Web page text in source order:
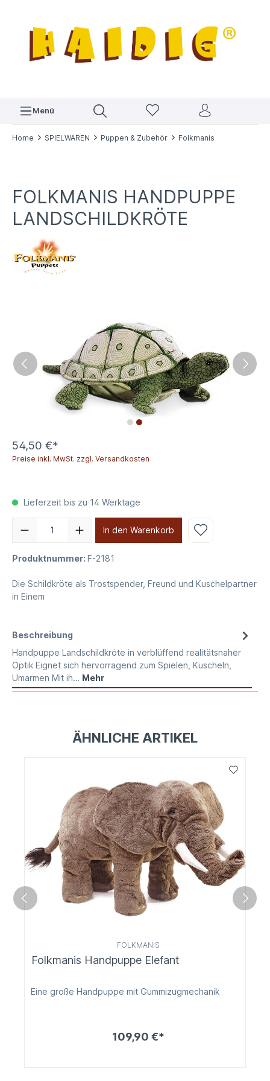
Menü
Home SPIELWAREN Puppen & Zubehör Folkmanis
FOLKMANIS HANDPUPPE
LANDSCHILDKRÖTE
54,50 €*
Preise inkl. MwSt. zzgl. Versandkosten
Lieferzeit bis zu 14 Werktage
In den Warenkorb
Produktnummer: F-2181
Die Schildkröte als Trostspender, Freund und Kuschelpartner
in Einem
Beschreibung
Handpuppe Landschildkröte in verblüffend realitätsnaher
Optik Eignet sich hervorragend zum Spielen, Kuscheln,
Umarmen Mit ih… Mehr
ÄHNLICHE ARTIKEL
FOLKMANIS
Folkmanis Handpuppe Elefant
Eine große Handpuppe mit Gummizugmechanik
109,90 €*